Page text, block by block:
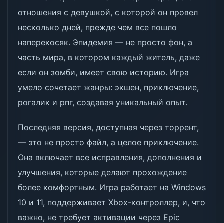
отношения с девушкой, с которой он провел
несколько дней, прежде чем все пошло
наперекосяк. Эпидемия — не просто фон, а
часть мира, в котором каждый житель, даже
если он зомби, имеет свою историю. Игра
умело сочетает жанры: экшен, приключение,
рогалик и рпг, создавая уникальный опыт.
Последняя версия, доступная через торрент,
— это не просто файл, а целое приключение.
Она включает все исправления, дополнения и
улучшения, которые делают прохождение
более комфортным. Игра работает на Windows
10 и 11, поддерживает Xbox-контроллер, и, что
важно, не требует активации через Epic